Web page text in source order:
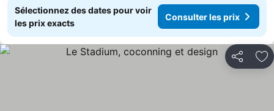
Sélectionnez des dates pour voir
les prix exacts
Consulter les prix
Partager